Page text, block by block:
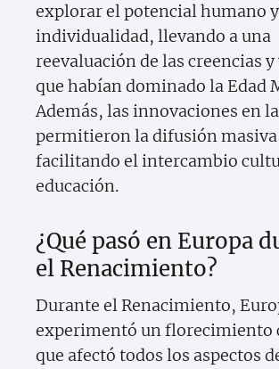
explorar el potencial humano
individualidad, llevando a una
reevaluación de las creencias
que habían dominado la Edad
Además, las innovaciones en
permitieron la difusión masiva
facilitando el intercambio
educación.
¿Qué pasó en Europa
el Renacimiento?
Durante el Renacimiento,
experimentó un florecimiento
que afectó todos los aspectos